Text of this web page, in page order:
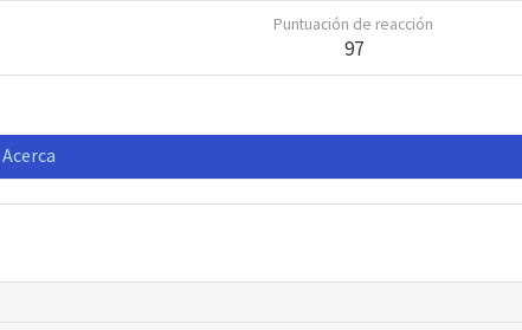
Puntuación de reacción
97
Acerca